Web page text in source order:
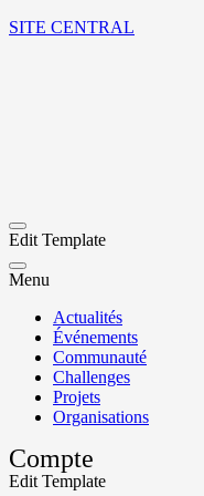
SITE CENTRAL
Edit Template
Menu
Actualités
Événements
Communauté
Challenges
Projets
Organisations
Compte
Edit Template